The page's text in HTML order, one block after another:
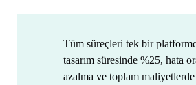
Tüm süreçleri tek bir
tasarım süresinde %25, hata
azalma ve toplam